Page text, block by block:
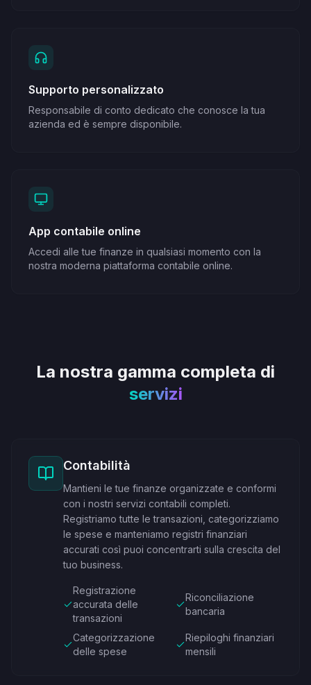
Supporto personalizzato
Responsabile di conto dedicato che conosce la tua
azienda ed è sempre disponibile.
App contabile online
Accedi alle tue finanze in qualsiasi momento con la
nostra moderna piattaforma contabile online.
La nostra gamma completa di
servizi
Contabilità
Mantieni le tue finanze organizzate e conformi
con i nostri servizi contabili completi.
Registriamo tutte le transazioni, categorizziamo
le spese e manteniamo registri finanziari
accurati così puoi concentrarti sulla crescita del
tuo business.
Registrazione
accurata delle
transazioni
Riconciliazione
bancaria
Categorizzazione
delle spese
Riepiloghi finanziari
mensili